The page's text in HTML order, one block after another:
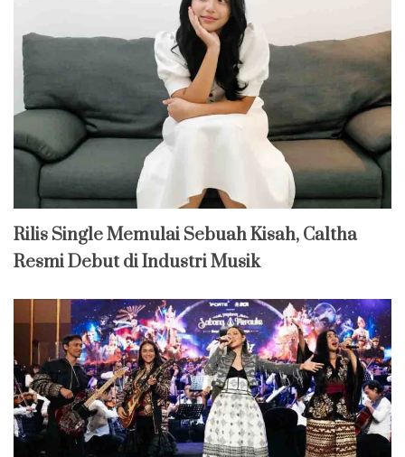
Rilis Single Memulai Sebuah Kisah, Caltha
Resmi Debut di Industri Musik